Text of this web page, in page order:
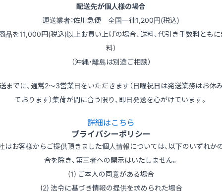
配送先が個人様の場合
運送業者：佐川急便 全国一律1,200円(税込)
品を11,000円(税込)以上お買い上げの場合、送料、代引き手数料とも
料）
（沖縄・離島は別途ご相談）
までに、通常2～3営業日をいただきます（日曜祝日は発送業務はお休
ております）集荷が間に合う限り、即日発送を心がけています。
詳細はこちら
プライバシーポリシー
はお客様からご提供頂きました個人情報については、以下のいずれか
合を除き、第三者への開示はいたしません。
(1) ご本人の同意がある場合
(2) 法令に基づき情報の提供を求められた場合